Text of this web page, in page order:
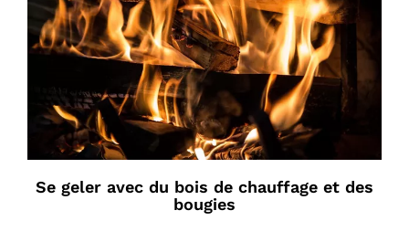
Se geler avec du bois de chauffage et des
bougies